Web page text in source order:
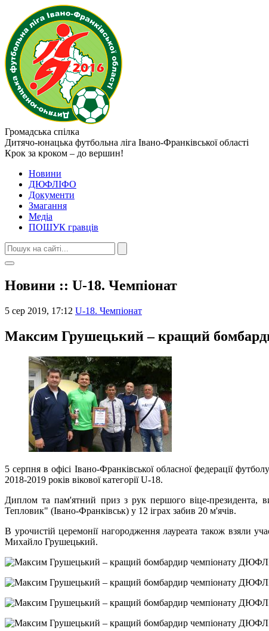
Громадська спілка
Дитячо-юнацька футбольна ліга Івано-Франківської області
Крок за кроком – до вершин!
Новини
ДЮФЛІФО
Документи
Змагання
Медіа
ПОШУК гравців
Новини :: U-18. Чемпіонат
5 сер 2019, 17:12 U-18. Чемпіонат
Максим Грушецький – кращий
5 серпня в офісі Івано-Франківської обласної федерації
2018-2019 років вікової категорії U-18.
Диплом та пам'ятний приз з рук першого віце-
Тепловик" (Івано-Франківськ) у 12 іграх забив 20 м'ячів.
В урочистій церемонії нагородження лауреата також взяли
Михайло Грушецький.